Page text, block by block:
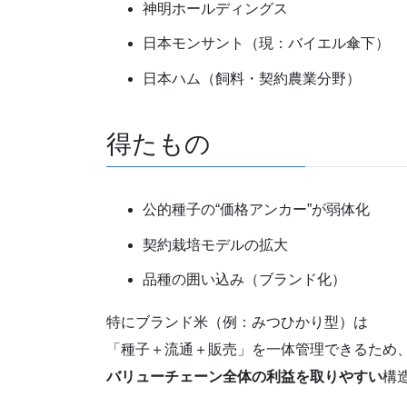
神明ホールディングス
日本モンサント（現：バイエル傘下）
日本ハム（飼料・契約農業分野）
得たもの
公的種子の“価格アンカー”が弱体化
契約栽培モデルの拡大
品種の囲い込み（ブランド化）
特にブランド米（例：みつひかり型）は
「種子＋流通＋販売」を一体管理できるため、
バリューチェーン全体の利益を取りやすい構